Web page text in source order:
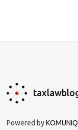
Powered by